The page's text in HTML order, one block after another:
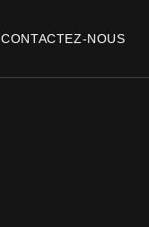
CONTACTEZ-NOUS